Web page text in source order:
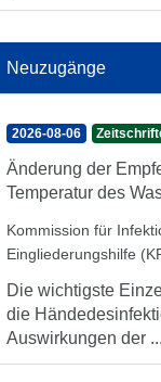
Neuzugänge
2026-08-06
Änderung der
Temperatur des
Kommission für
Eingliederungshilfe
Die wichtigste
die
Auswirkungen der ...